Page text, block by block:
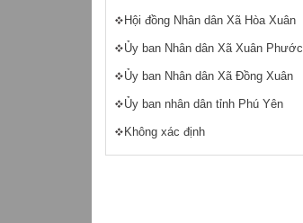
Hội đồng Nhân dân Xã Hòa Xuân
Ủy ban Nhân dân Xã Xuân Phước
Ủy ban Nhân dân Xã Đồng Xuân
Ủy ban nhân dân tỉnh Phú Yên
Không xác định